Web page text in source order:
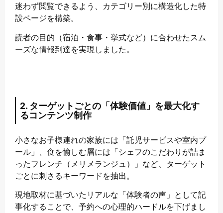
迷わず閲覧できるよう、カテゴリー別に構造化した特
設ページを構築。
読者の目的（宿泊・食事・挙式など）に合わせたスム
ーズな情報到達を実現しました。
2. ターゲットごとの「体験価値」を最大化す
るコンテンツ制作
小さなお子様連れの家族には「託児サービスや室内プ
ール」、食を愉しむ層には「シェフのこだわりが詰ま
ったフレンチ（メリメランジュ）」など、ターゲット
ごとに刺さるキーワードを抽出。
現地取材に基づいたリアルな「体験者の声」として記
事化することで、予約への心理的ハードルを下げまし